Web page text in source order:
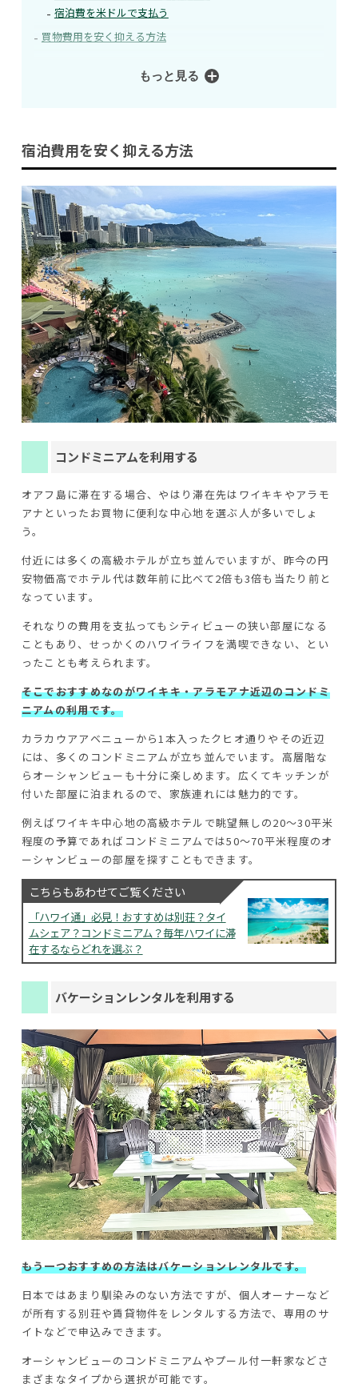
宿泊費を米ドルで支払う
買物費用を安く抑える方法
もっと見る
宿泊費用を安く抑える方法
コンドミニアムを利用する
オアフ島に滞在する場合、やはり滞在先はワイキキやアラモ
アナといったお買物に便利な中心地を選ぶ人が多いでしょ
う。
付近には多くの高級ホテルが立ち並んでいますが、昨今の円
安物価高でホテル代は数年前に比べて2倍も3倍も当たり前と
なっています。
それなりの費用を支払ってもシティビューの狭い部屋になる
こともあり、せっかくのハワイライフを満喫できない、とい
ったことも考えられます。
そこでおすすめなのがワイキキ・アラモアナ近辺のコンドミ
ニアムの利用です。
カラカウアアベニューから1本入ったクヒオ通りやその近辺
には、多くのコンドミニアムが立ち並んでいます。高層階な
らオーシャンビューも十分に楽しめます。広くてキッチンが
付いた部屋に泊まれるので、家族連れには魅力的です。
例えばワイキキ中心地の高級ホテルで眺望無しの20～30平米
程度の予算であればコンドミニアムでは50～70平米程度のオ
ーシャンビューの部屋を探すこともできます。
こちらもあわせてご覧ください
「ハワイ通」必見！おすすめは別荘？タイ
ムシェア？コンドミニアム？毎年ハワイに滞
在するならどれを選ぶ？
バケーションレンタルを利用する
もう一つおすすめの方法はバケーションレンタルです。
日本ではあまり馴染みのない方法ですが、個人オーナーなど
が所有する別荘や賃貸物件をレンタルする方法で、専用のサ
イトなどで申込みできます。
オーシャンビューのコンドミニアムやプール付一軒家などさ
まざまなタイプから選択が可能です。